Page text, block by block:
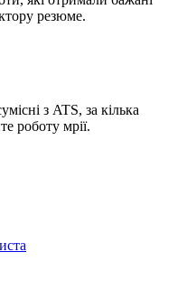
резюме.
з ATS, за кілька
роботу мрії.